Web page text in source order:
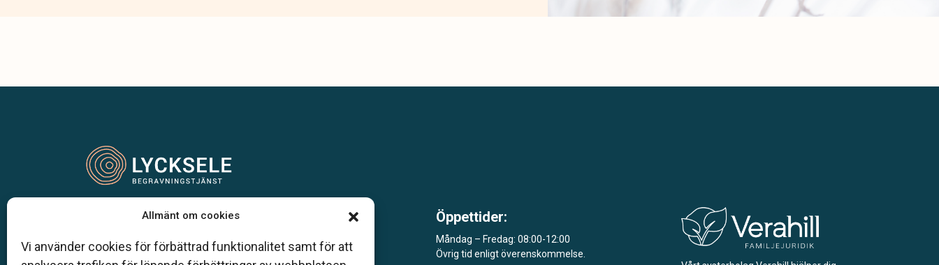
Allmänt om cookies
Vi använder cookies för förbättrad funktionalitet samt för att
Vår begravningsbyrå är en del av Klarahill.
auktoriserade inom Sveriges begravningsbyråers
förbund (SBF). Det personliga är centralt för oss, både
Öppettider:
Måndag – Fredag: 08:00-12:00
Övrig tid enligt överenskommelse.